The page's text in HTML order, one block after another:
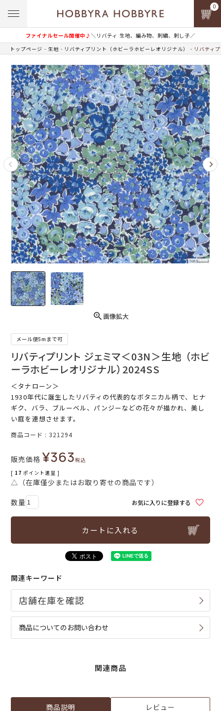
ファイナルセール開催中♪＼リバティ 生地、編み物、刺繍、刺し子／
0
トップページ 生地 リバティプリント（ホビーラホビーレオリジナル） リバティ
画像拡大
メール便5mまで可
リバティプリント ジェミマ＜03N＞生地 （ホビ
ーラホビーレオリジナル）2024SS
＜タナローン＞
1930年代に誕生したリバティの代表的なボタニカル柄で、ヒナ
ギク、バラ、ブルーベル、パンジーなどの花々が描かれ、美し
い庭を連想させます。
商品コード 321294
販売価格 ¥363税込
[ 17 ポイント進呈 ]
△（在庫僅少またはお取り寄せの商品です）
お気に入りに登録する
カートに入れる
関連キーワード
商品についてのお問い合わせ
関連商品
商品説明 レビュー